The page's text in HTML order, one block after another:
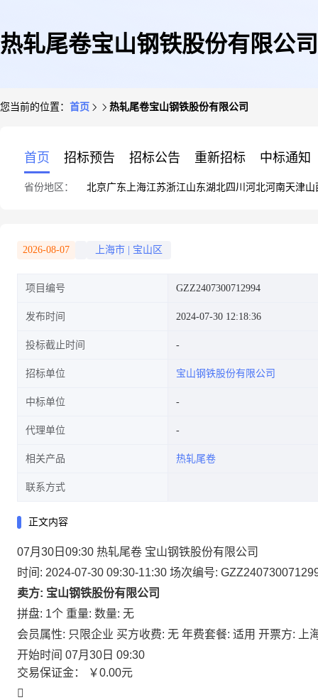
热轧尾卷宝山钢铁股份有限公司
您当前的位置： 首页 热轧尾卷宝山钢铁股份有限公司
首页 招标预告 招标公告 重新招标 中标通知
省份地区： 北京广东 上海江苏浙江山东湖北四川 河北河南天津山
2026-08-07 上海市 宝山区
项目编号 GZZ2407300712994
发布时间 2024-07-30 12:18:36
投标截止时间
招标单位 宝山钢铁股份有限公司
中标单位
代理单位
相关产品 热轧尾卷
联系方式
正文内容
07月30日09:30 热轧尾卷 宝山钢铁股份有限公司
时间: 2024-07-30 09:30-11:30 场次编号:
卖方: 宝山钢铁股份有限公司
拼盘: 1个 重量: 数量: 无
会员属性: 只限企业 买方收费: 无 年费套餐: 适用 开票方: 上
开始时间 07月30日 09:30
交易保证金：
￥0.00元
